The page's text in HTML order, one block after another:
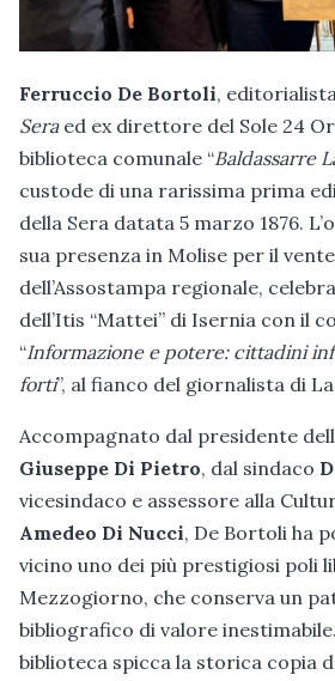
Ferruccio De Bortoli,
Seraed ex direttore del Sole 24
biblioteca comunale “Baldassarre
custode di una rarissima prima
della Sera datata 5 marzo 1876.
sua presenza in Molise per il
dell’Assostampa regionale,
dell’Itis “Mattei” di Isernia con il
“Informazione e potere: cittadini
forti”, al fianco del giornalista di
Accompagnato dal presidente
Giuseppe Di Pietro, dal sindaco
vicesindaco e assessore alla
Amedeo Di Nucci, De Bortoli ha
vicino uno dei più prestigiosi poli
Mezzogiorno, che conserva un
bibliografico di valore
biblioteca spicca la storica copia